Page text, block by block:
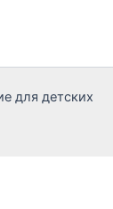
для детских